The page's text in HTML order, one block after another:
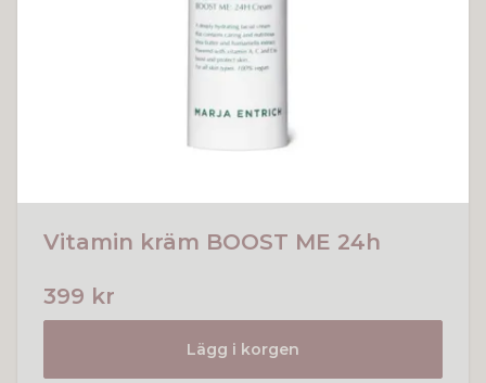
Vitamin kräm BOOST ME 24h
399 kr
Lägg i korgen